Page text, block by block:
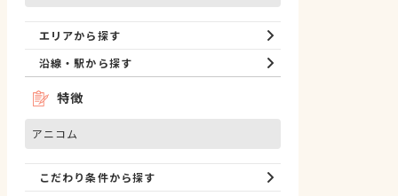
エリアから探す
沿線・駅から探す
特徴
アニコム
こだわり条件から探す